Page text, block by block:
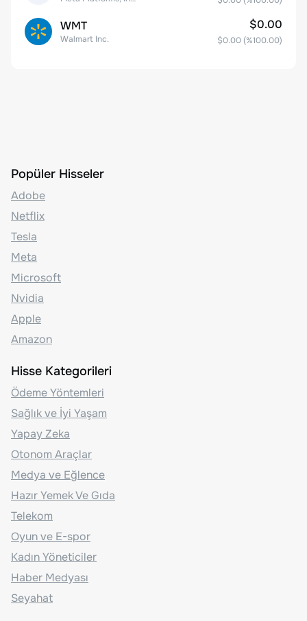
WMT
Walmart Inc.
$0.00
$0.00 (%100.00)
Popüler Hisseler
Adobe
Netflix
Tesla
Meta
Microsoft
Nvidia
Apple
Amazon
Hisse Kategorileri
Ödeme Yöntemleri
Sağlık ve İyi Yaşam
Yapay Zeka
Otonom Araçlar
Medya ve Eğlence
Hazır Yemek Ve Gıda
Telekom
Oyun ve E-spor
Kadın Yöneticiler
Haber Medyası
Seyahat